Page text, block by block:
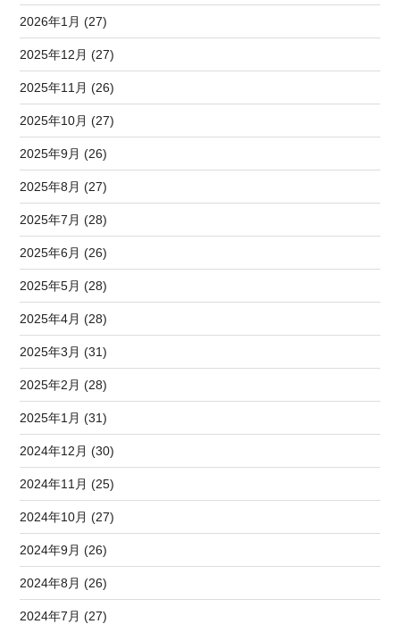
2026年1月 (27)
2025年12月 (27)
2025年11月 (26)
2025年10月 (27)
2025年9月 (26)
2025年8月 (27)
2025年7月 (28)
2025年6月 (26)
2025年5月 (28)
2025年4月 (28)
2025年3月 (31)
2025年2月 (28)
2025年1月 (31)
2024年12月 (30)
2024年11月 (25)
2024年10月 (27)
2024年9月 (26)
2024年8月 (26)
2024年7月 (27)